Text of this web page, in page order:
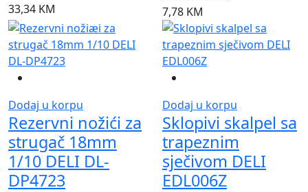
33,34 KM 7,78 KM
Dodaj u korpu
Rezervni nožići za
strugač 18mm
1/10 DELI DL-
DP4723
Dodaj u korpu
Sklopivi skalpel sa
trapeznim
sječivom DELI
EDL006Z